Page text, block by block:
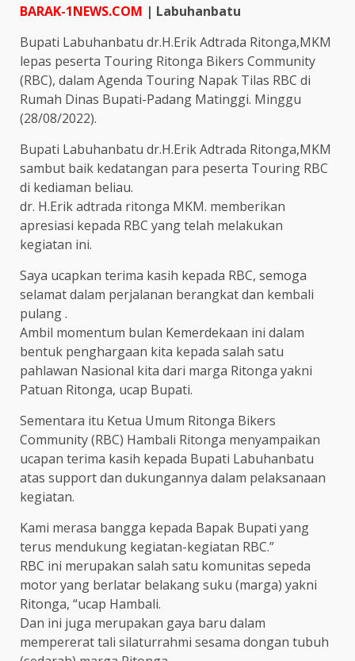
BARAK-1NEWS.COM | Labuhanbatu
Bupati Labuhanbatu dr.H.Erik Adtrada Ritonga,MKM
lepas peserta Touring Ritonga Bikers Community
(RBC), dalam Agenda Touring Napak Tilas RBC di
Rumah Dinas Bupati-Padang Matinggi. Minggu
(28/08/2022).
Bupati Labuhanbatu dr.H.Erik Adtrada Ritonga,MKM
sambut baik kedatangan para peserta Touring RBC
di kediaman beliau.
dr. H.Erik adtrada ritonga MKM. memberikan
apresiasi kepada RBC yang telah melakukan
kegiatan ini.
Saya ucapkan terima kasih kepada RBC, semoga
selamat dalam perjalanan berangkat dan kembali
pulang .
Ambil momentum bulan Kemerdekaan ini dalam
bentuk penghargaan kita kepada salah satu
pahlawan Nasional kita dari marga Ritonga yakni
Patuan Ritonga, ucap Bupati.
Sementara itu Ketua Umum Ritonga Bikers
Community (RBC) Hambali Ritonga menyampaikan
ucapan terima kasih kepada Bupati Labuhanbatu
atas support dan dukungannya dalam pelaksanaan
kegiatan.
Kami merasa bangga kepada Bapak Bupati yang
terus mendukung kegiatan-kegiatan RBC.”
RBC ini merupakan salah satu komunitas sepeda
motor yang berlatar belakang suku (marga) yakni
Ritonga, “ucap Hambali.
Dan ini juga merupakan gaya baru dalam
mempererat tali silaturrahmi sesama dongan tubuh